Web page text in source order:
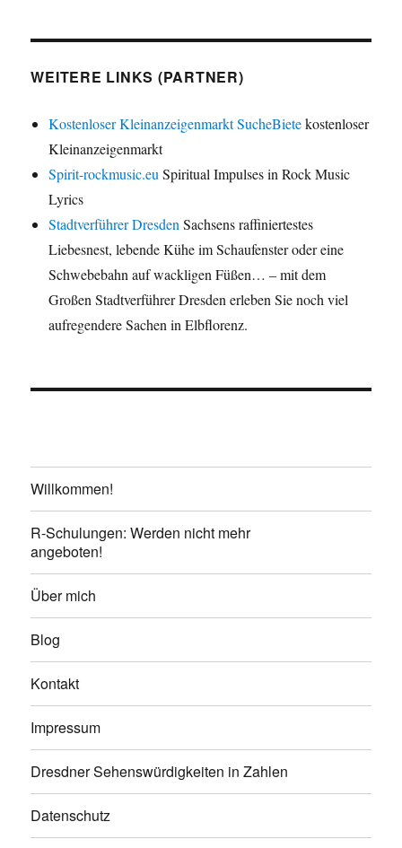
WEITERE LINKS (PARTNER)
Kostenloser Kleinanzeigenmarkt SucheBietekostenloser
Kleinanzeigenmarkt
Spirit-rockmusic.eu Spiritual Impulses in Rock Music
Lyrics
Stadtverführer Dresden Sachsens raffiniertestes
Liebesnest, lebende Kühe im Schaufenster oder eine
Schwebebahn auf wackligen Füßen… – mit dem
Großen Stadtverführer Dresden erleben Sie noch viel
aufregendere Sachen in Elbflorenz.
Willkommen!
R-Schulungen: Werden nicht mehr
angeboten!
Über mich
Blog
Kontakt
Impressum
Dresdner Sehenswürdigkeiten in Zahlen
Datenschutz